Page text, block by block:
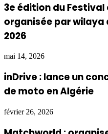
3e édition du Festival
organisée par wilaya
2026
mai 14, 2026
inDrive : lance un
de moto en Algérie
février 26, 2026